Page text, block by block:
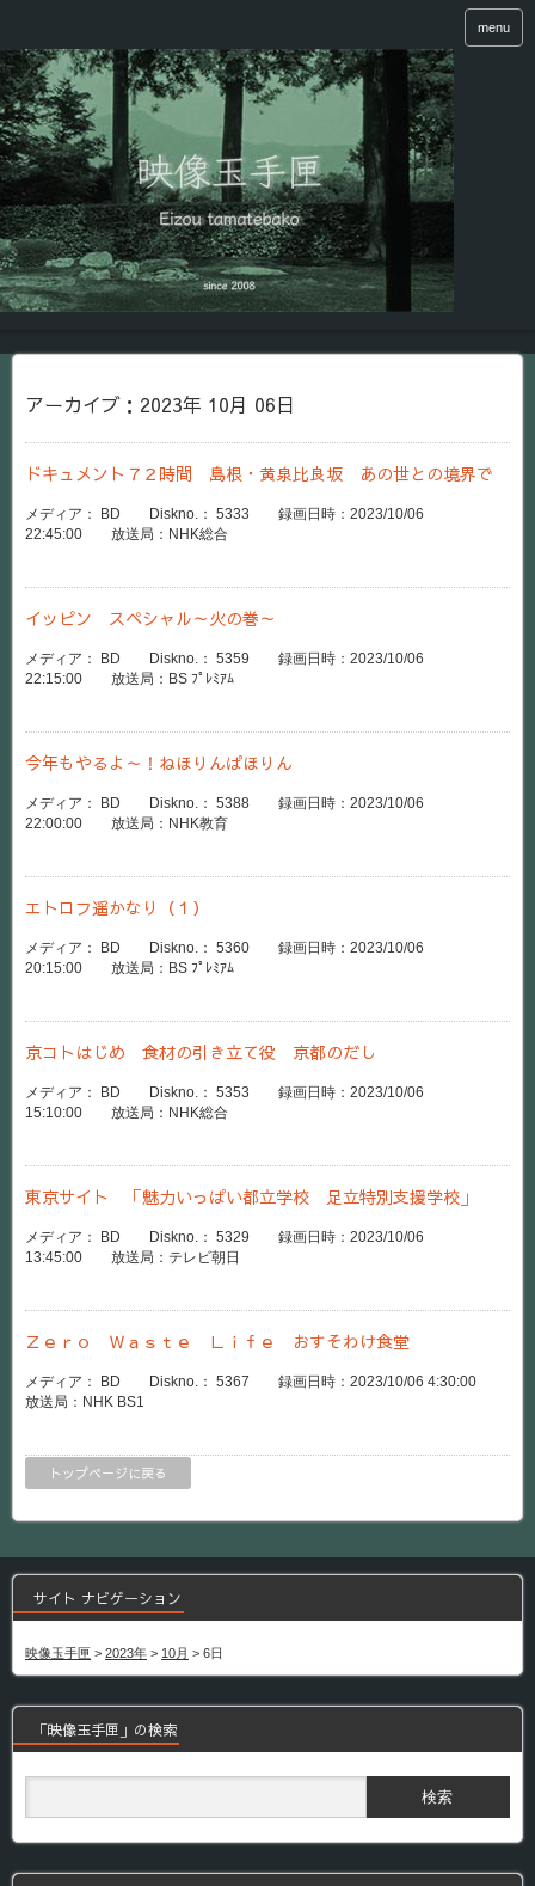
menu
アーカイブ：2023年 10月 06日
ドキュメント７２時間 島根・黄泉比良坂 あの世との境界で
メディア： BD Diskno.： 5333 録画日時：2023/10/06
22:45:00 放送局：NHK総合
イッピン スペシャル～火の巻～
メディア： BD Diskno.： 5359 録画日時：2023/10/06
22:15:00 放送局：BS ﾌﾟﾚﾐｱﾑ
今年もやるよ～！ねほりんぱほりん
メディア： BD Diskno.： 5388 録画日時：2023/10/06
22:00:00 放送局：NHK教育
エトロフ遥かなり（１）
メディア： BD Diskno.： 5360 録画日時：2023/10/06
20:15:00 放送局：BS ﾌﾟﾚﾐｱﾑ
京コトはじめ 食材の引き立て役 京都のだし
メディア： BD Diskno.： 5353 録画日時：2023/10/06
15:10:00 放送局：NHK総合
東京サイト 「魅力いっぱい都立学校 足立特別支援学校」
メディア： BD Diskno.： 5329 録画日時：2023/10/06
13:45:00 放送局：テレビ朝日
Ｚｅｒｏ Ｗａｓｔｅ Ｌｉｆｅ おすそわけ食堂
メディア： BD Diskno.： 5367 録画日時：2023/10/06 4:30:00
放送局：NHK BS1
トップページに戻る
サイト ナビゲーション
映像玉手匣 > 2023年 > 10月 > 6日
「映像玉手匣」の検索